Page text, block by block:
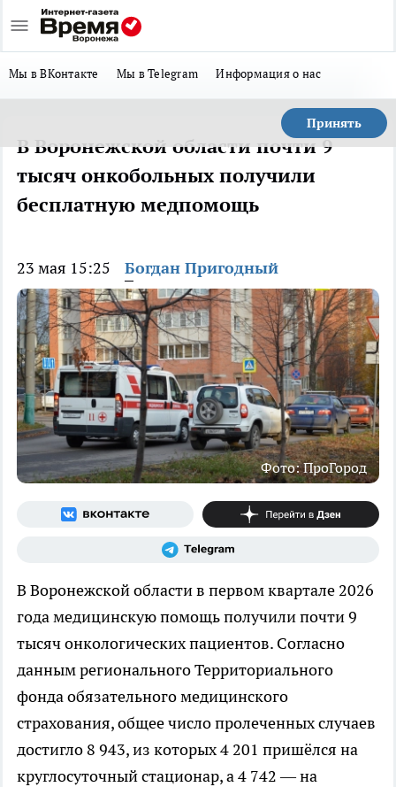
Мы в ВКонтакте Мы в Telegram Информация о нас
Принять
В Воронежской области почти 9
тысяч онкобольных получили
бесплатную медпомощь
23 мая 15:25 Богдан Пригодный
Фото: ПроГород
В Воронежской области в первом квартале 2026
года медицинскую помощь получили почти 9
тысяч онкологических пациентов. Согласно
данным регионального Территориального
фонда обязательного медицинского
страхования, общее число пролеченных случаев
достигло 8 943, из которых 4 201 пришёлся на
круглосуточный стационар, а 4 742 — на